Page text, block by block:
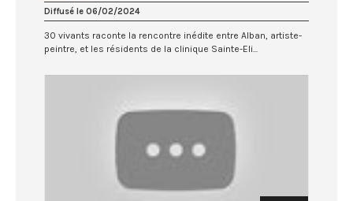
Diffusé le 06/02/2024
30 vivants raconte la rencontre inédite entre Alban, artiste-
peintre, et les résidents de la clinique Sainte-Eli...